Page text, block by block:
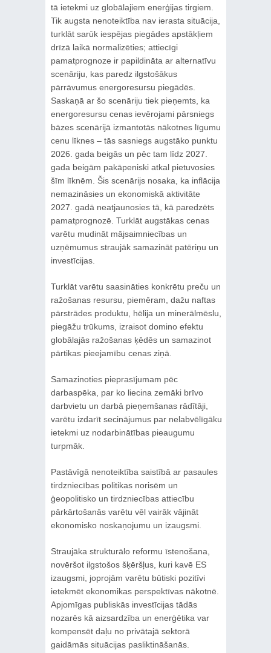
tā ietekmi uz globālajiem enerģijas tirgiem.
Tik augsta nenoteiktība nav ierasta situācija,
turklāt sarūk iespējas piegādes apstākļiem
drīzā laikā normalizēties; attiecīgi
pamatprognoze ir papildināta ar alternatīvu
scenāriju, kas paredz ilgstošākus
pārrāvumus energoresursu piegādēs.
Saskaņā ar šo scenāriju tiek pieņemts, ka
energoresursu cenas ievērojami pārsniegs
bāzes scenārijā izmantotās nākotnes līgumu
cenu līknes – tās­ sasniegs augstāko punktu
2026. gada beigās un pēc tam līdz 2027.
gada beigām pakāpeniski atkal pietuvosies
šīm līknēm. Šis scenārijs nosaka, ka inflācija
nemazināsies un ekonomiskā aktivitāte
2027. gadā neatjaunosies tā, kā paredzēts
pamatprognozē. Turklāt augstākas cenas
varētu mudināt mājsaimniecības un
uzņēmumus straujāk samazināt patēriņu un
investīcijas.
Turklāt varētu saasināties konkrētu preču un
ražošanas resursu, piemēram, dažu naftas
pārstrādes produktu, hēlija un minerālmēslu,
piegāžu trūkums, izraisot domino efektu
globālajās ražošanas ķēdēs un samazinot
pārtikas pieejamību cenas ziņā.
Samazinoties pieprasījumam pēc
darbaspēka, par ko liecina zemāki brīvo
darbvietu un darbā pieņemšanas rādītāji,
varētu izdarīt secinājumus par nelabvēlīgāku
ietekmi uz nodarbinātības pieaugumu
turpmāk.
Pastāvīgā nenoteiktība saistībā ar pasaules
tirdzniecības politikas norisēm un
ģeopolitisko un tirdzniecības attiecību
pārkārtošanās varētu vēl vairāk vājināt
ekonomisko noskaņojumu un izaugsmi.
Straujāka strukturālo reformu īstenošana,
novēršot ilgstošos šķēršļus, kuri kavē ES
izaugsmi, joprojām varētu būtiski pozitīvi
ietekmēt ekonomikas perspektīvas nākotnē.
Apjomīgas publiskās investīcijas tādās
nozarēs kā aizsardzība un enerģētika var
kompensēt daļu no privātajā sektorā
gaidāmās situācijas pasliktināšanās.